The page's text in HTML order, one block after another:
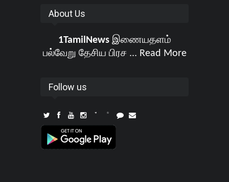
About Us
1TamilNewsஇணையதளம்
பல்வேறு தேசிய பிரச ... Read More
Follow us